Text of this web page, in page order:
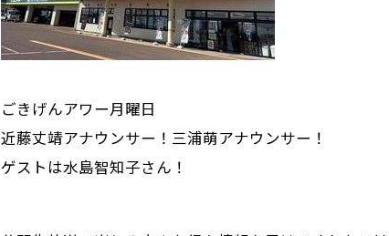
ごきげんアワー月曜日
近藤丈靖アナウンサー！三浦萌アナウンサー！
ゲストは水島智知子さん！